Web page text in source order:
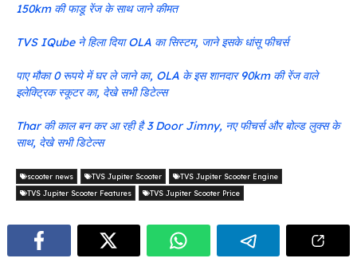
150km की फाडू रेंज के साथ जाने कीमत
TVS IQube ने हिला दिया OLA का सिस्टम, जाने इसके धांसू फीचर्स
पाए मौका 0 रूपये में घर ले जाने का, OLA के इस शानदार 90km की रेंज वाले
इलेक्ट्रिक स्कूटर का, देखे सभी डिटेल्स
Thar की काल बन कर आ रही है 3 Door Jimny, नए फीचर्स और बोल्ड लुक्स के
साथ, देखे सभी डिटेल्स
scooter news TVS Jupiter Scooter
TVS Jupiter Scooter Engine
TVS Jupiter Scooter Features
TVS Jupiter Scooter Price